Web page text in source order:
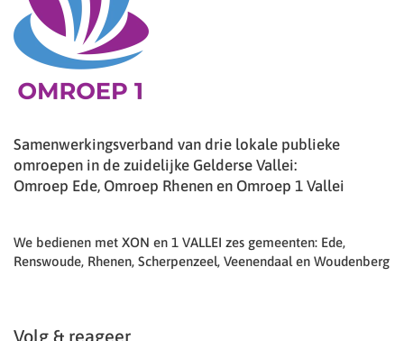
Samenwerkingsverband van drie lokale publieke
omroepen in de zuidelijke Gelderse Vallei:
Omroep Ede, Omroep Rhenen en Omroep 1 Vallei
We bedienen met XON en 1 VALLEI zes gemeenten: Ede,
Renswoude, Rhenen, Scherpenzeel, Veenendaal en Woudenberg
Volg & reageer